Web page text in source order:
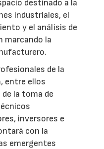
destinado a la
industriales, el
y el análisis de
marcando la
de la
entre ellos
la toma de
inversores e
con la
emergentes